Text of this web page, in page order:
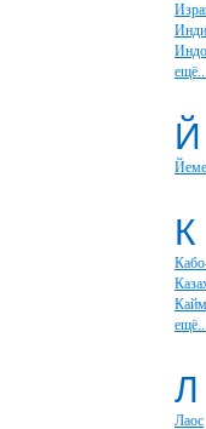
ещё...
Й
К
ещё...
Л
Лаос